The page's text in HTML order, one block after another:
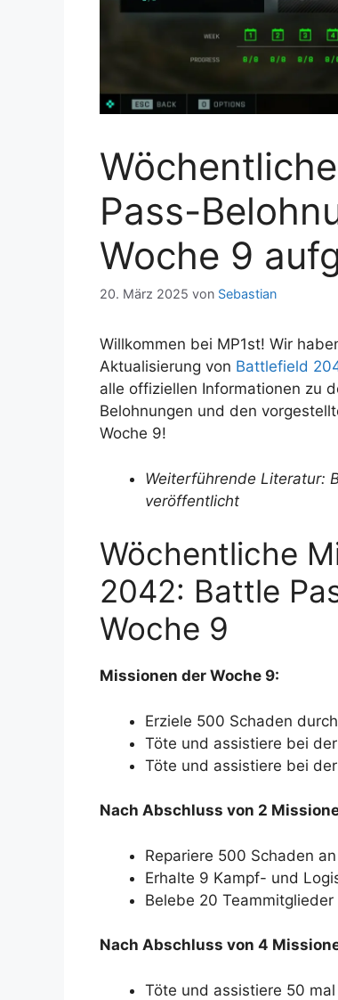
Pass-
Woche 9
20. März 2025 von Sebastian
Willkommen bei MP1st! Wir
Aktualisierung von Battlefield
alle offiziellen Informationen zu
Belohnungen und den
Woche 9!
Weiterführende Literatur:
veröffentlicht
Wöchentliche
2042: Battle
Woche 9
Missionen der Woche 9:
Erziele 500 Schaden
Töte und assistiere bei
Töte und assistiere bei
Nach Abschluss von 2
Repariere 500 Schaden
Erhalte 9 Kampf- und
Belebe 20
Nach Abschluss von 4
Töte und assistiere 50